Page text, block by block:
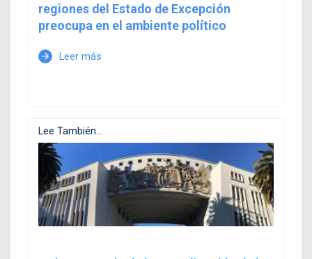
regiones del Estado de Excepción
preocupa en el ambiente político
arrow_forward Leer más
Lee También...